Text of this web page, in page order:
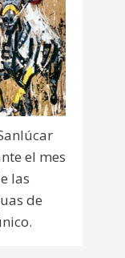
el mes
las
de